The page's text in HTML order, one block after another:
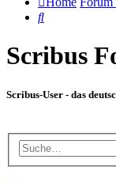
Suche
Scribus
Scribus-User - das